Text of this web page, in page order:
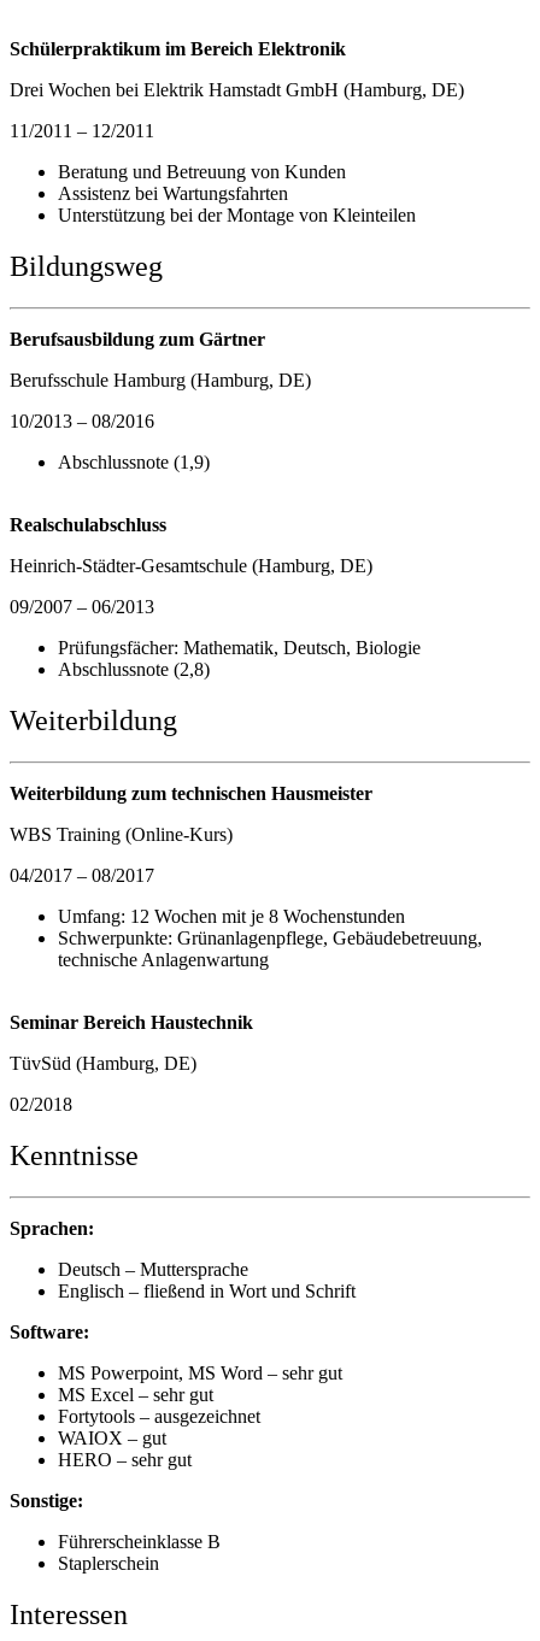
Schülerpraktikum im Bereich Elektronik
Drei Wochen bei Elektrik Hamstadt GmbH (Hamburg, DE)
11/2011 – 12/2011
Beratung und Betreuung von Kunden
Assistenz bei Wartungsfahrten
Unterstützung bei der Montage von Kleinteilen
Bildungsweg
Berufsausbildung zum Gärtner
Berufsschule Hamburg (Hamburg, DE)
10/2013 – 08/2016
Abschlussnote (1,9)
Realschulabschluss
Heinrich-Städter-Gesamtschule (Hamburg, DE)
09/2007 – 06/2013
Prüfungsfächer: Mathematik, Deutsch, Biologie
Abschlussnote (2,8)
Weiterbildung
Weiterbildung zum technischen Hausmeister
WBS Training (Online-Kurs)
04/2017 – 08/2017
Umfang: 12 Wochen mit je 8 Wochenstunden
Schwerpunkte: Grünanlagenpflege, Gebäudebetreuung,
technische Anlagenwartung
Seminar Bereich Haustechnik
TüvSüd (Hamburg, DE)
02/2018
Kenntnisse
Sprachen:
Deutsch – Muttersprache
Englisch – fließend in Wort und Schrift
Software:
MS Powerpoint, MS Word – sehr gut
MS Excel – sehr gut
Fortytools – ausgezeichnet
WAIOX – gut
HERO – sehr gut
Sonstige:
Führerscheinklasse B
Staplerschein
Interessen